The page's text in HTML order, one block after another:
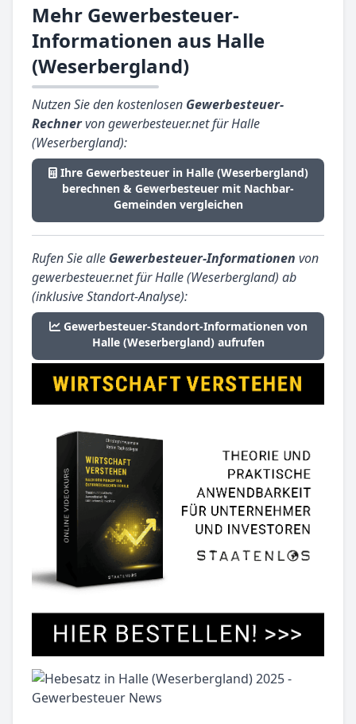
Mehr Gewerbesteuer-
Informationen aus Halle
(Weserbergland)
Nutzen Sie den kostenlosen Gewerbesteuer-
Rechnervon gewerbesteuer.net für Halle
(Weserbergland):
Ihre Gewerbesteuer in Halle (Weserbergland)
berechnen & Gewerbesteuer mit Nachbar-
Gemeinden vergleichen
Rufen Sie alle Gewerbesteuer-Informationen von
gewerbesteuer.net für Halle (Weserbergland) ab
(inklusive Standort-Analyse):
Gewerbesteuer-Standort-Informationen von
Halle (Weserbergland) aufrufen